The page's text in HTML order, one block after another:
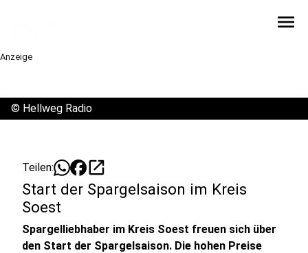
menu
Anzeige
© Hellweg Radio
Teilen: open_in_new
Start der Spargelsaison im Kreis
Soest
Spargelliebhaber im Kreis Soest freuen sich über
den Start der Spargelsaison. Die hohen Preise